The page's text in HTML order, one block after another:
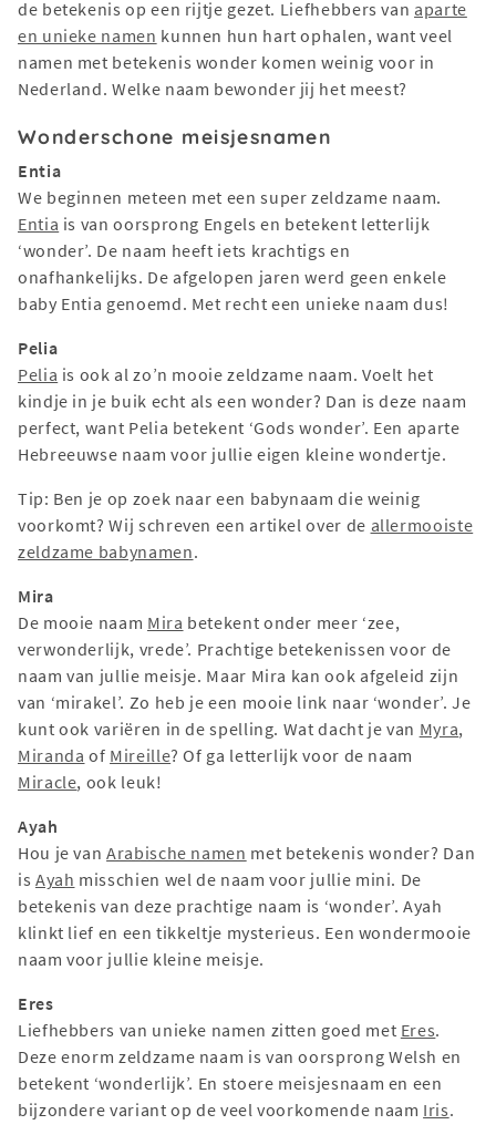
de betekenis op een rijtje gezet. Liefhebbers van aparte
en unieke namen kunnen hun hart ophalen, want veel
namen met betekenis wonder komen weinig voor in
Nederland. Welke naam bewonder jij het meest?
Wonderschone meisjesnamen
Entia
We beginnen meteen met een super zeldzame naam.
Entia is van oorsprong Engels en betekent letterlijk
‘wonder’. De naam heeft iets krachtigs en
onafhankelijks. De afgelopen jaren werd geen enkele
baby Entia genoemd. Met recht een unieke naam dus!
Pelia
Pelia is ook al zo’n mooie zeldzame naam. Voelt het
kindje in je buik echt als een wonder? Dan is deze naam
perfect, want Pelia betekent ‘Gods wonder’. Een aparte
Hebreeuwse naam voor jullie eigen kleine wondertje.
Tip: Ben je op zoek naar een babynaam die weinig
voorkomt? Wij schreven een artikel over de allermooiste
zeldzame babynamen.
Mira
De mooie naam Mira betekent onder meer ‘zee,
verwonderlijk, vrede’. Prachtige betekenissen voor de
naam van jullie meisje. Maar Mira kan ook afgeleid zijn
van ‘mirakel’. Zo heb je een mooie link naar ‘wonder’. Je
kunt ook variëren in de spelling. Wat dacht je van Myra,
Miranda of Mireille? Of ga letterlijk voor de naam
Miracle, ook leuk!
Ayah
Hou je vanArabische namen met betekenis wonder? Dan
is Ayah misschien wel de naam voor jullie mini. De
betekenis van deze prachtige naam is ‘wonder’. Ayah
klinkt lief en een tikkeltje mysterieus. Een wondermooie
naam voor jullie kleine meisje.
Eres
Liefhebbers van unieke namen zitten goed met Eres.
Deze enorm zeldzame naam is van oorsprong Welsh en
betekent ‘wonderlijk’. En stoere meisjesnaam en een
bijzondere variant op de veel voorkomende naam Iris.